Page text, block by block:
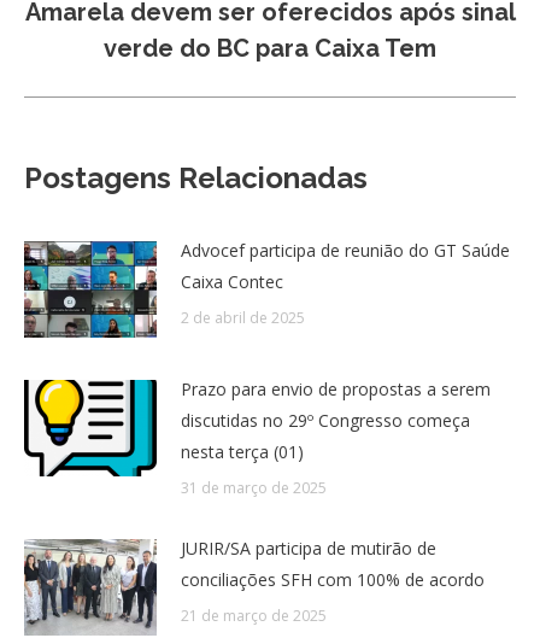
Próximo
post:
Amarela devem ser oferecidos após sinal
verde do BC para Caixa Tem
Postagens Relacionadas
Advocef participa de reunião do GT Saúde
Caixa Contec
2 de abril de 2025
Prazo para envio de propostas a serem
discutidas no 29º Congresso começa
nesta terça (01)
31 de março de 2025
JURIR/SA participa de mutirão de
conciliações SFH com 100% de acordo
21 de março de 2025